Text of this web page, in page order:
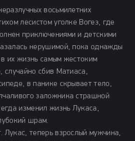
восьмилетних
лесистом уголке Вогез, где
приключениями и детскими
нерушимой, пока однажды
их жизнь самым жестоким
случайно сбив Матиаса,
в панике скрывает тело,
заложника страшной
изменил жизнь Лукаса,
шрам.
Лукас, теперь взрослый мужчина,